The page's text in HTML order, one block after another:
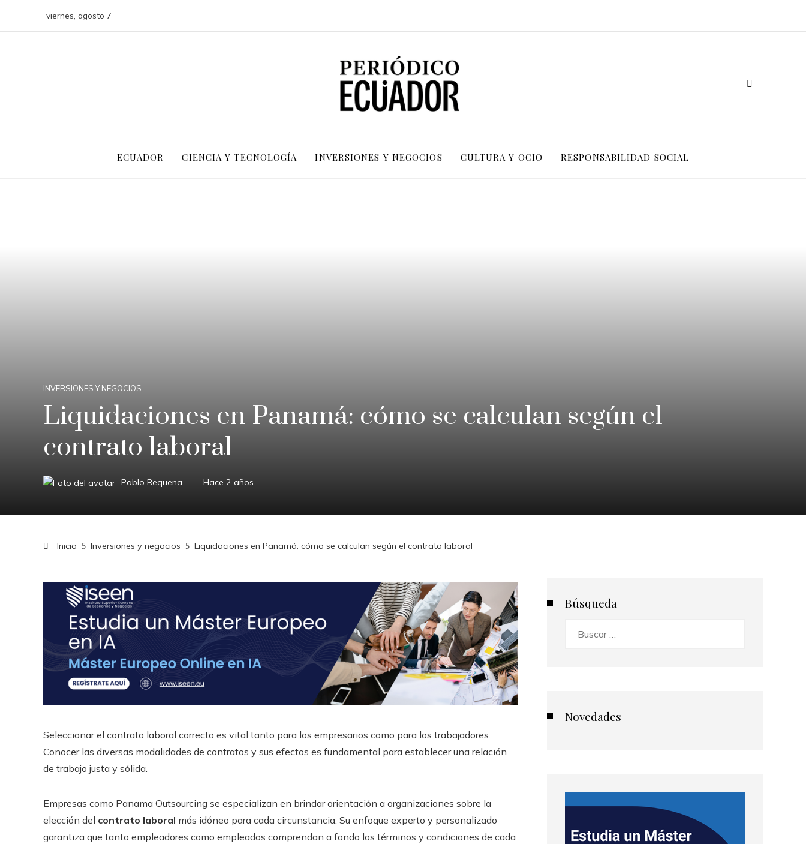
viernes, agosto 7
ECUADOR CIENCIA Y TECNOLOGÍA INVERSIONES Y NEGOCIOS CULTURA Y OCIO RESPONSABILIDAD SOCIAL
INVERSIONES Y NEGOCIOS
Liquidaciones en Panamá: cómo se calculan según el
contrato laboral
Pablo Requena Hace 2 años
Inicio Inversiones y negocios Liquidaciones en Panamá: cómo se calculan según el contrato laboral
Seleccionar el contrato laboral correcto es vital tanto para los empresarios como para los trabajadores.
Conocer las diversas modalidades de contratos y sus efectos es fundamental para establecer una relación
de trabajo justa y sólida.
Empresas como Panama Outsourcing se especializan en brindar orientación a organizaciones sobre la
elección del contrato laboral más idóneo para cada circunstancia. Su enfoque experto y personalizado
garantiza que tanto empleadores como empleados comprendan a fondo los términos y condiciones de cada
Búsqueda
Novedades